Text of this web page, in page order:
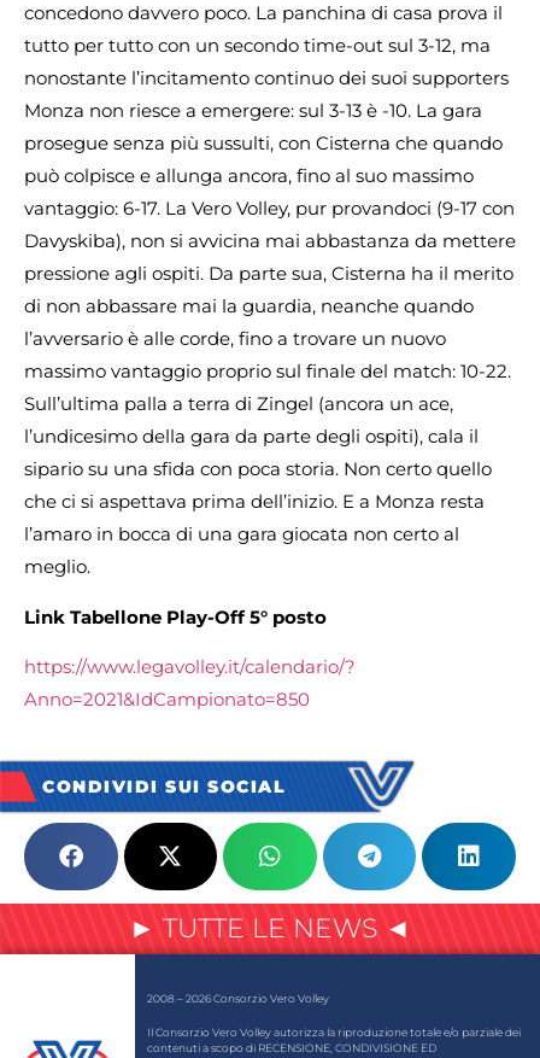
concedono davvero poco. La panchina di casa prova il
tutto per tutto con un secondo time-out sul 3-12, ma
nonostante l’incitamento continuo dei suoi supporters
Monza non riesce a emergere: sul 3-13 è -10. La gara
prosegue senza più sussulti, con Cisterna che quando
può colpisce e allunga ancora, fino al suo massimo
vantaggio: 6-17. La Vero Volley, pur provandoci (9-17 con
Davyskiba), non si avvicina mai abbastanza da mettere
pressione agli ospiti. Da parte sua, Cisterna ha il merito
di non abbassare mai la guardia, neanche quando
l’avversario è alle corde, fino a trovare un nuovo
massimo vantaggio proprio sul finale del match: 10-22.
Sull’ultima palla a terra di Zingel (ancora un ace,
l’undicesimo della gara da parte degli ospiti), cala il
sipario su una sfida con poca storia. Non certo quello
che ci si aspettava prima dell’inizio. E a Monza resta
l’amaro in bocca di una gara giocata non certo al
meglio.
Link Tabellone Play-Off 5° posto
https://www.legavolley.it/calendario/?
Anno=2021&IdCampionato=850
CONDIVIDI SUI SOCIAL
► TUTTE LE NEWS ◄
2008 – 2026 Consorzio Vero Volley
Il Consorzio Vero Volley autorizza la riproduzione totale e/o parziale dei
contenuti a scopo di RECENSIONE, CONDIVISIONE ED